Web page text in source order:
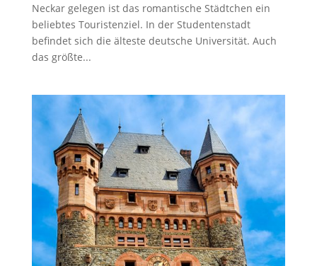
Neckar gelegen ist das romantische Städtchen ein
beliebtes Touristenziel. In der Studentenstadt
befindet sich die älteste deutsche Universität. Auch
das größte...